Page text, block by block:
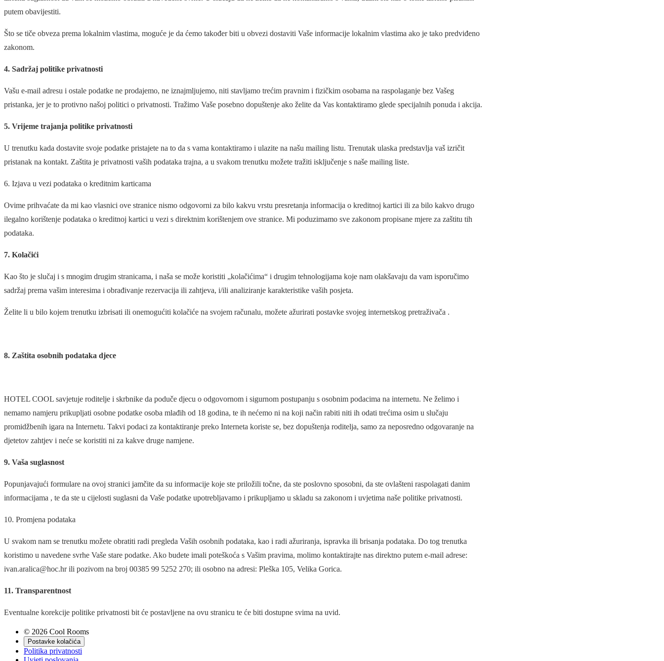
putem obavijestiti.
Što se tiče obveza prema lokalnim vlastima, moguće je da ćemo također biti u obvezi dostaviti Vaše informacije lokalnim vlastima ako je tako predviđeno
zakonom.
4. Sadržaj politike privatnosti
Vašu e-mail adresu i ostale podatke ne prodajemo, ne iznajmljujemo, niti stavljamo trećim pravnim i fizičkim osobama na raspolaganje bez Vašeg
pristanka, jer je to protivno našoj politici o privatnosti. Tražimo Vaše posebno dopuštenje ako želite da Vas kontaktiramo glede specijalnih ponuda i akcija.
5. Vrijeme trajanja politike privatnosti
U trenutku kada dostavite svoje podatke pristajete na to da s vama kontaktiramo i ulazite na našu mailing listu. Trenutak ulaska predstavlja vaš izričit
pristanak na kontakt. Zaštita je privatnosti vaših podataka trajna, a u svakom trenutku možete tražiti isključenje s naše mailing liste.
6. Izjava u vezi podataka o kreditnim karticama
Ovime prihvaćate da mi kao vlasnici ove stranice nismo odgovorni za bilo kakvu vrstu presretanja informacija o kreditnoj kartici ili za bilo kakvo drugo
ilegalno korištenje podataka o kreditnoj kartici u vezi s direktnim korištenjem ove stranice. Mi poduzimamo sve zakonom propisane mjere za zaštitu tih
podataka.
7. Kolačići
Kao što je slučaj i s mnogim drugim stranicama, i naša se može koristiti „kolačićima“ i drugim tehnologijama koje nam olakšavaju da vam isporučimo
sadržaj prema vašim interesima i obrađivanje rezervacija ili zahtjeva, i/ili analiziranje karakteristike vaših posjeta.
Želite li u bilo kojem trenutku izbrisati ili onemogućiti kolačiće na svojem računalu, možete ažurirati postavke svojeg internetskog pretraživača .
8. Zaštita osobnih podataka djece
HOTEL COOL savjetuje roditelje i skrbnike da poduče djecu o odgovornom i sigurnom postupanju s osobnim podacima na internetu. Ne želimo i
nemamo namjeru prikupljati osobne podatke osoba mlađih od 18 godina, te ih nećemo ni na koji način rabiti niti ih odati trećima osim u slučaju
promidžbenih igara na Internetu. Takvi podaci za kontaktiranje preko Interneta koriste se, bez dopuštenja roditelja, samo za neposredno odgovaranje na
djetetov zahtjev i neće se koristiti ni za kakve druge namjene.
9. Vaša suglasnost
Popunjavajući formulare na ovoj stranici jamčite da su informacije koje ste priložili točne, da ste poslovno sposobni, da ste ovlašteni raspolagati danim
informacijama , te da ste u cijelosti suglasni da Vaše podatke upotrebljavamo i prikupljamo u skladu sa zakonom i uvjetima naše politike privatnosti.
10. Promjena podataka
U svakom nam se trenutku možete obratiti radi pregleda Vaših osobnih podataka, kao i radi ažuriranja, ispravka ili brisanja podataka. Do tog trenutka
koristimo u navedene svrhe Vaše stare podatke. Ako budete imali poteškoća s Vašim pravima, molimo kontaktirajte nas direktno putem e-mail adrese:
ivan.aralica@hoc.hr ili pozivom na broj 00385 99 5252 270; ili osobno na adresi: Pleška 105, Velika Gorica.
11. Transparentnost
Eventualne korekcije politike privatnosti bit će postavljene na ovu stranicu te će biti dostupne svima na uvid.
© 2026 Cool Rooms
Postavke kolačića
Politika privatnosti